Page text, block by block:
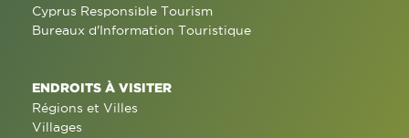
Cyprus Responsible Tourism
Bureaux d'Information Touristique
ENDROITS À VISITER
Régions et Villes
Villages